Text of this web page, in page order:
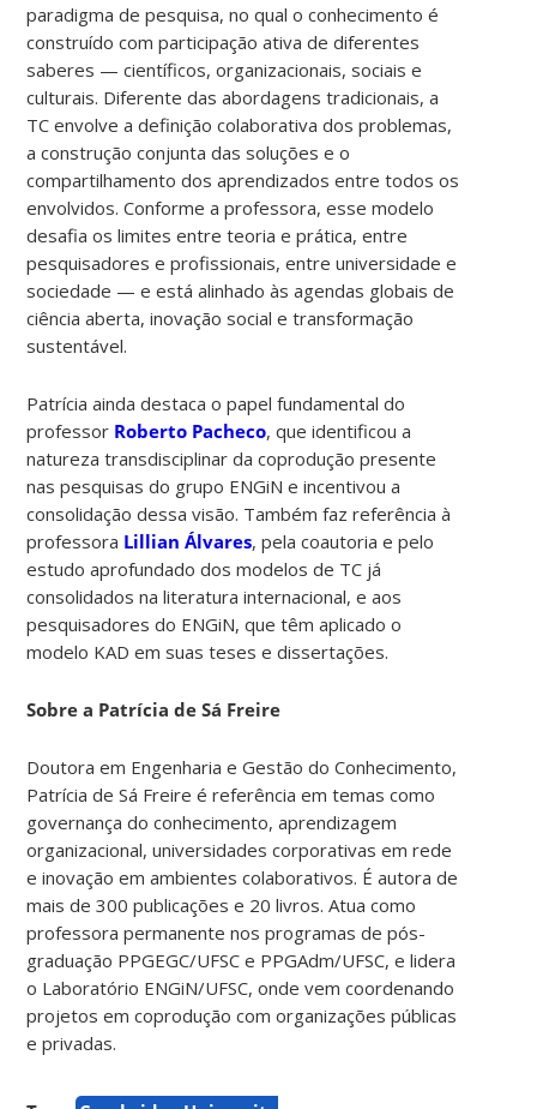
paradigma de pesquisa, no qual o conhecimento é
construído com participação ativa de diferentes
saberes — científicos, organizacionais, sociais e
culturais. Diferente das abordagens tradicionais, a
TC envolve a definição colaborativa dos problemas,
a construção conjunta das soluções e o
compartilhamento dos aprendizados entre todos os
envolvidos. Conforme a professora, esse modelo
desafia os limites entre teoria e prática, entre
pesquisadores e profissionais, entre universidade e
sociedade — e está alinhado às agendas globais de
ciência aberta, inovação social e transformação
sustentável.
Patrícia ainda destaca o papel fundamental do
professor Roberto Pacheco, que identificou a
natureza transdisciplinar da coprodução presente
nas pesquisas do grupo ENGiN e incentivou a
consolidação dessa visão. Também faz referência à
professora Lillian Álvares, pela coautoria e pelo
estudo aprofundado dos modelos de TC já
consolidados na literatura internacional, e aos
pesquisadores do ENGiN, que têm aplicado o
modelo KAD em suas teses e dissertações.
Sobre a Patrícia de Sá Freire
Doutora em Engenharia e Gestão do Conhecimento,
Patrícia de Sá Freire é referência em temas como
governança do conhecimento, aprendizagem
organizacional, universidades corporativas em rede
e inovação em ambientes colaborativos. É autora de
mais de 300 publicações e 20 livros. Atua como
professora permanente nos programas de pós-
graduação PPGEGC/UFSC e PPGAdm/UFSC, e lidera
o Laboratório ENGiN/UFSC, onde vem coordenando
projetos em coprodução com organizações públicas
e privadas.